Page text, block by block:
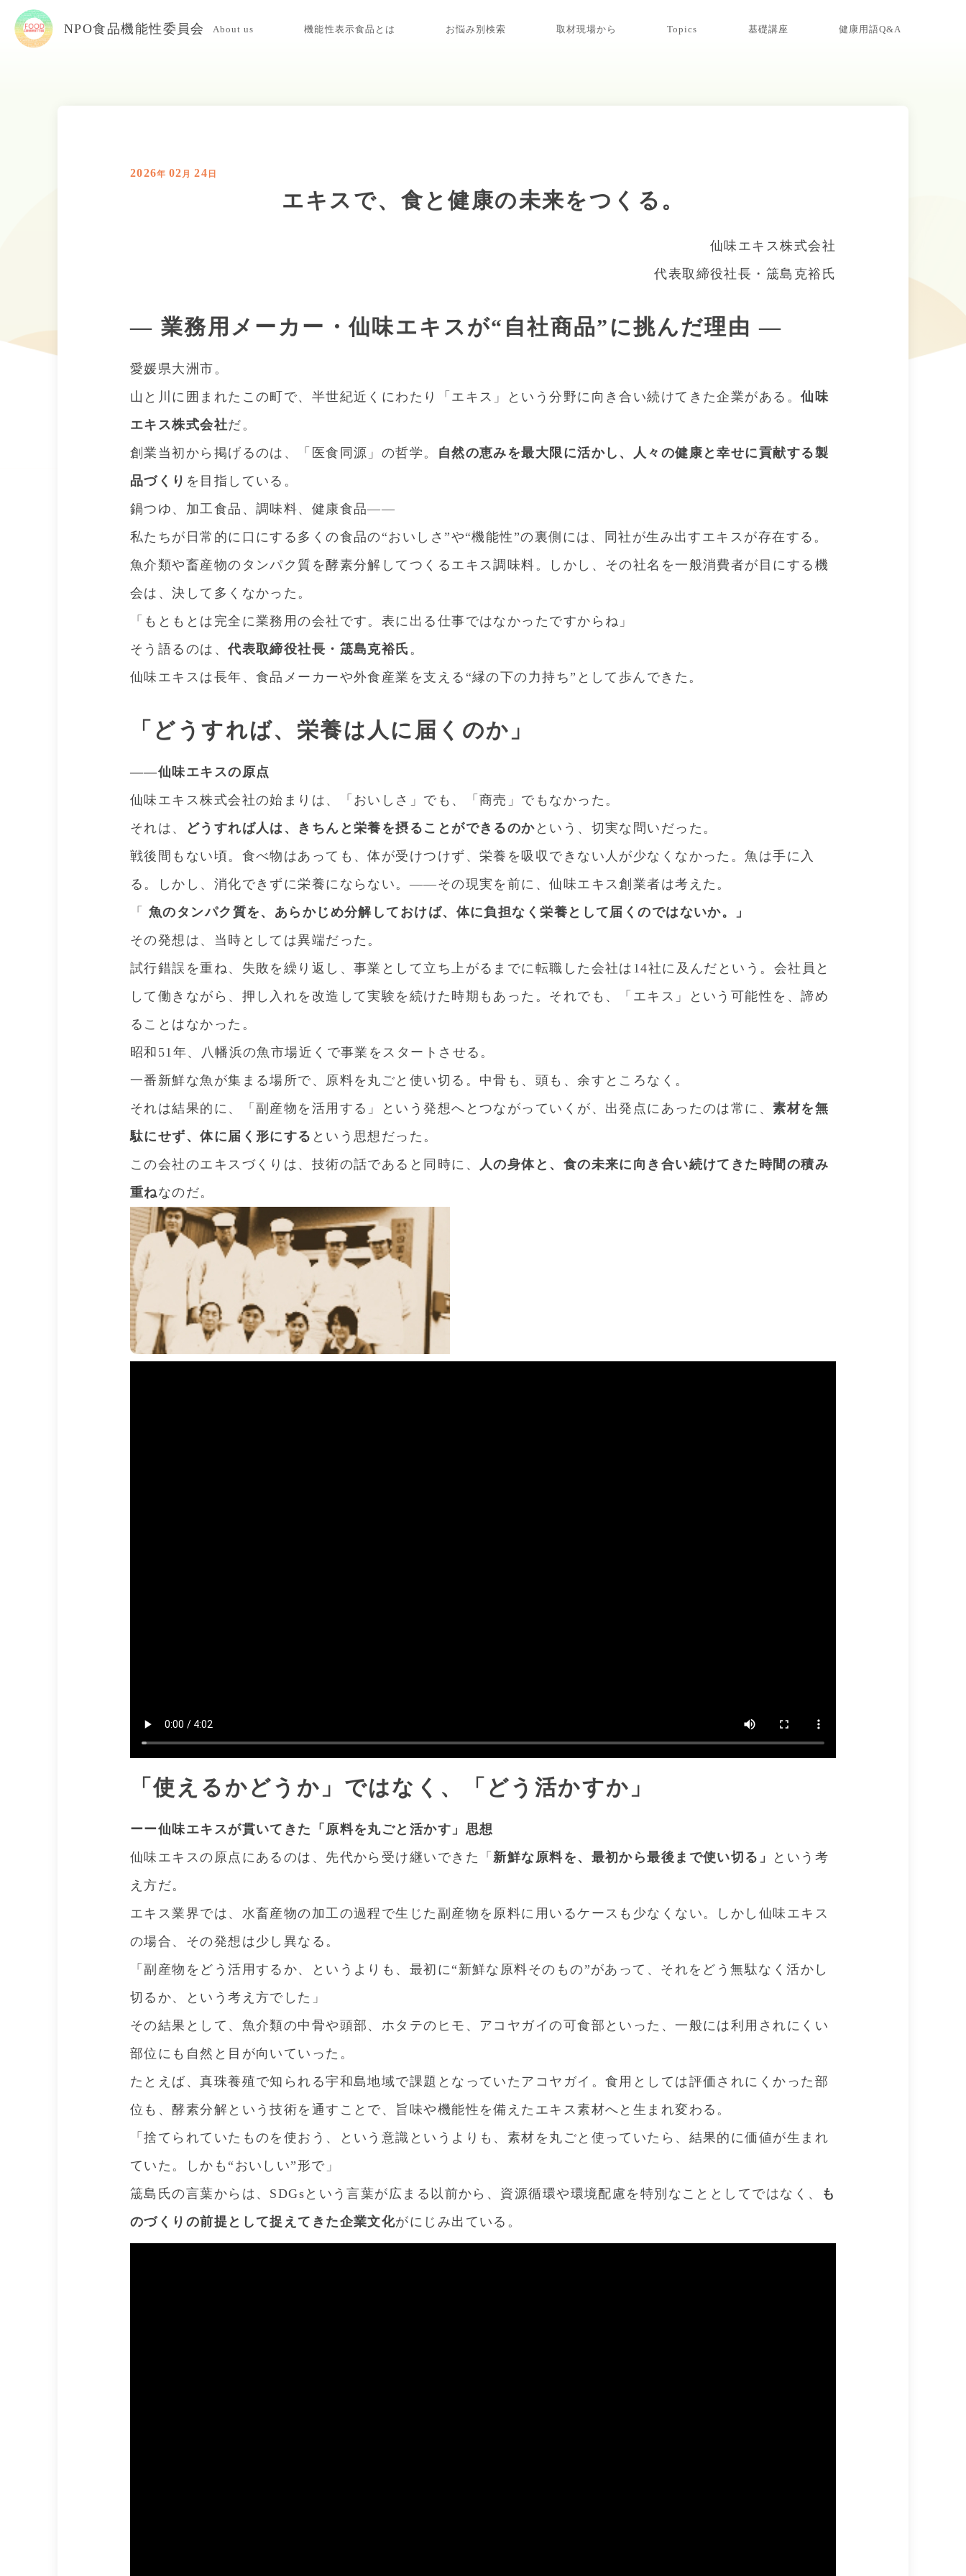
NPO食品機能性委員会 About us 機能性表示食品とは お悩み別検索 取材現場から Topics 基礎講座 健康用語Q&A
2026年 02月 24 日
エキスで、食と健康の未来をつくる。
仙味エキス株式会社
代表取締役社長・筬島克裕氏
― 業務用メーカー・仙味エキスが“自社商品”に挑んだ理由 ―
愛媛県大洲市。
山と川に囲まれたこの町で、半世紀近くにわたり「エキス」という分野に向き合い続けてきた企業がある。仙味
エキス株式会社だ。
創業当初から掲げるのは、「医食同源」の哲学。
自然の恵みを最大限に活かし、人々の健康と幸せに貢献する製
品づくり を目指している。
鍋つゆ、加工食品、調味料、健康食品――
私たちが日常的に口にする多くの食品の“おいしさ”や“機能性”の裏側には、同社が生み出すエキスが存在する。
魚介類や畜産物のタンパク質を酵素分解してつくるエキス調味料。しかし、その社名を一般消費者が目にする機
会は、決して多くなかった。
「もともとは完全に業務用の会社です。表に出る仕事ではなかったですからね」
そう語るのは、代表取締役社長・筬島克裕氏 。
仙味エキスは長年、食品メーカーや外食産業を支える“縁の下の力持ち”として歩んできた。
「どうすれば、栄養は人に届くのか」
――仙味エキスの原点
仙味エキス株式会社の始まりは、「おいしさ」でも、「商売」でもなかった。
それは、
どうすれば人は、きちんと栄養を摂ることができるのか という、切実な問いだった。
戦後間もない頃。食べ物はあっても、体が受けつけず、栄養を吸収できない人が少なくなかった。魚は手に入
る。しかし、消化できずに栄養にならない。――その現実を前に、仙味エキス創業者は考えた。
「 魚のタンパク質を、あらかじめ分解しておけば、体に負担なく栄養として届くのではないか。」
その発想は、当時としては異端だった。
試行錯誤を重ね、失敗を繰り返し、事業として立ち上がるまでに転職した会社は14社に及んだという。会社員と
して働きながら、押し入れを改造して実験を続けた時期もあった。それでも、「エキス」という可能性を、諦め
ることはなかった。
昭和51年、八幡浜の魚市場近くで事業をスタートさせる。
一番新鮮な魚が集まる場所で、原料を丸ごと使い切る。中骨も、頭も、余すところなく。
それは結果的に、「副産物を活用する」という発想へとつながっていくが、出発点にあったのは常に、素材を無
駄にせず、体に届く形にする という思想だった。
この会社のエキスづくりは、技術の話であると同時に、 人の身体と、食の未来に向き合い続けてきた時間の積み
重ねなのだ。
「使えるかどうか」ではなく、「どう活かすか」
ーー仙味エキスが貫いてきた「原料を丸ごと活かす」思想
仙味エキスの原点にあるのは、先代から受け継いできた「新鮮な原料を、最初から最後まで使い切る」
という考
え方だ。
エキス業界では、水畜産物の加工の過程で生じた副産物を原料に用いるケースも少なくない。しかし仙味エキス
の場合、その発想は少し異なる。
「副産物をどう活用するか、というよりも、最初に“新鮮な原料そのもの”があって、それをどう無駄なく活かし
切るか、という考え方でした」
その結果として、魚介類の中骨や頭部、ホタテのヒモ、アコヤガイの可食部といった、一般には利用されにくい
部位にも自然と目が向いていった。
たとえば、真珠養殖で知られる宇和島地域で課題となっていたアコヤガイ。食用としては評価されにくかった部
位も、酵素分解という技術を通すことで、旨味や機能性を備えたエキス素材へと生まれ変わる。
「捨てられていたものを使おう、という意識というよりも、素材を丸ごと使っていたら、結果的に価値が生まれ
ていた。しかも“おいしい”形で」
筬島氏の言葉からは、SDGsという言葉が広まる以前から、資源循環や環境配慮を特別なこととしてではなく、
も
のづくりの前提として捉えてきた企業文化がにじみ出ている。